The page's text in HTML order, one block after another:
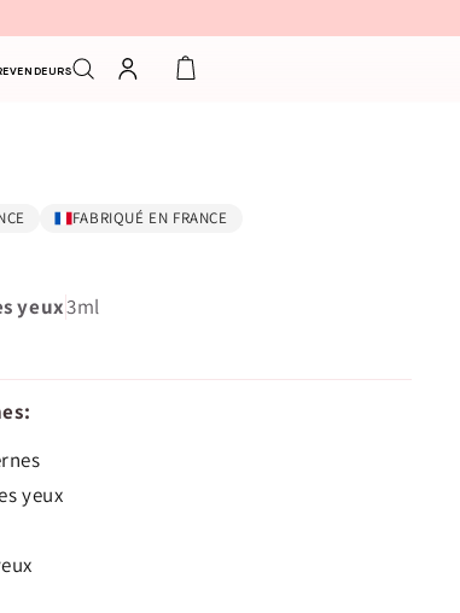
Connexion Panier
FABRIQUÉ EN FRANCE
yeux3ml
yeux